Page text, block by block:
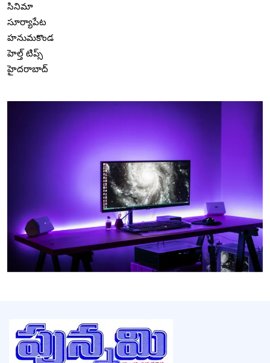
సినిమా
సూర్యాపేట
హనుమకొండ
హెల్త్ టిప్స్
హైదరాబాద్